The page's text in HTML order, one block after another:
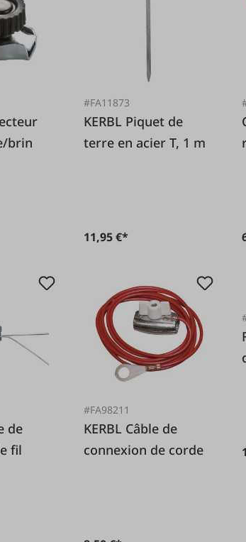
brin
#FA11873
KERBL Piquet de
terre en acier T, 1 m
11,95 €*
fil
#FA98211
KERBL Câble de
connexion de corde